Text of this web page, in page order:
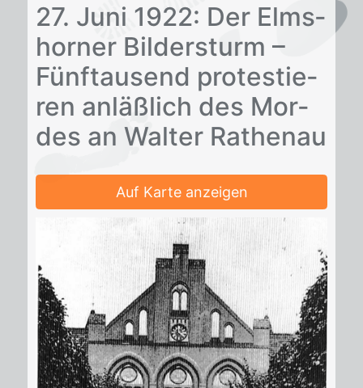
27. Juni 1922: Der Elms­
hor­ner Bil­der­sturm –
Fünf­tau­send pro­tes­tie­
ren an­läß­lich des Mor­
des an Wal­ter Ra­then­au
Auf Karte anzeigen